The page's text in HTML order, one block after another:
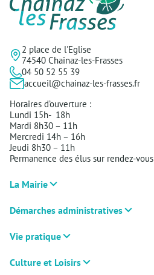
2 place de l'Eglise
74540 Chainaz-les-Frasses
04 50 52 55 39
accueil@chainaz-les-frasses.fr
Horaires d’ouverture :
Lundi 15h- 18h
Mardi 8h30 – 11h
Mercredi 14h – 16h
Jeudi 8h30 – 11h
Permanence des élus sur rendez-vous
La Mairie
Démarches administratives
Vie pratique
Culture et Loisirs